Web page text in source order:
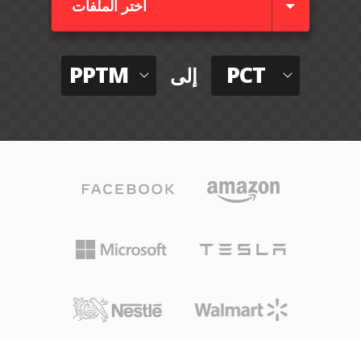
اختر الملفات
PPTM إلى PCT